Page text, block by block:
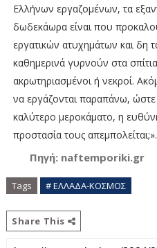
Ελλήνων εργαζομένων, τα
δωδεκάωρα είναι που
εργατικών ατυχημάτων και
καθημερινά γυρνούν στα
ακρωτηριασμένοι ή νεκροί.
να εργάζονται παραπάνω,
καλύτερο μεροκάματο, η
προστασία τους απεμπολείται;».
Πηγή: naftemporiki.gr
Tags # ΕΛΛΑΔΑ-ΚΟΣΜΟΣ
Share This